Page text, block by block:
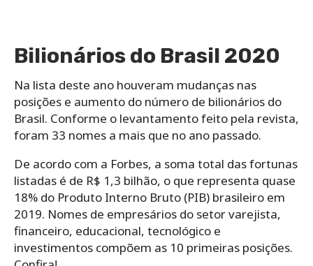
Bilionários do Brasil 2020
Na lista deste ano houveram mudanças nas
posições e aumento do número de bilionários do
Brasil. Conforme o levantamento feito pela revista,
foram 33 nomes a mais que no ano passado.
De acordo com a Forbes, a soma total das fortunas
listadas é de R$ 1,3 bilhão, o que representa quase
18% do Produto Interno Bruto (PIB) brasileiro em
2019. Nomes de empresários do setor varejista,
financeiro, educacional, tecnológico e
investimentos compõem as 10 primeiras posições.